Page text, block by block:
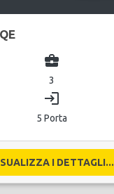
business_center
3
login
5 Porta
I DETTAGLI...